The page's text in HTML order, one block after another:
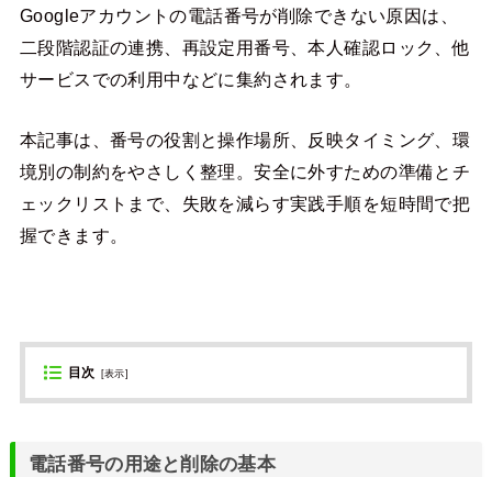
Googleアカウントの電話番号が削除できない原因は、
二段階認証の連携、再設定用番号、本人確認ロック、他
サービスでの利用中などに集約されます。
本記事は、番号の役割と操作場所、反映タイミング、環
境別の制約をやさしく整理。安全に外すための準備とチ
ェックリストまで、失敗を減らす実践手順を短時間で把
握できます。
目次 [表示]
電話番号の用途と削除の基本